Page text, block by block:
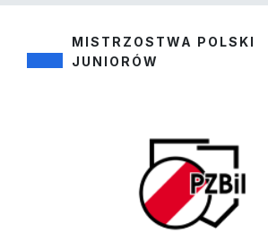
MISTRZOSTWA POLSKI
JUNIORÓW